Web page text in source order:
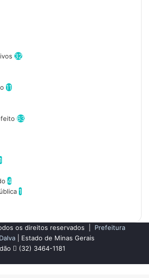
32
11
63
4
1
os direitos reservados | Prefeitura
| Estado de Minas Gerais
(32) 3464-1181